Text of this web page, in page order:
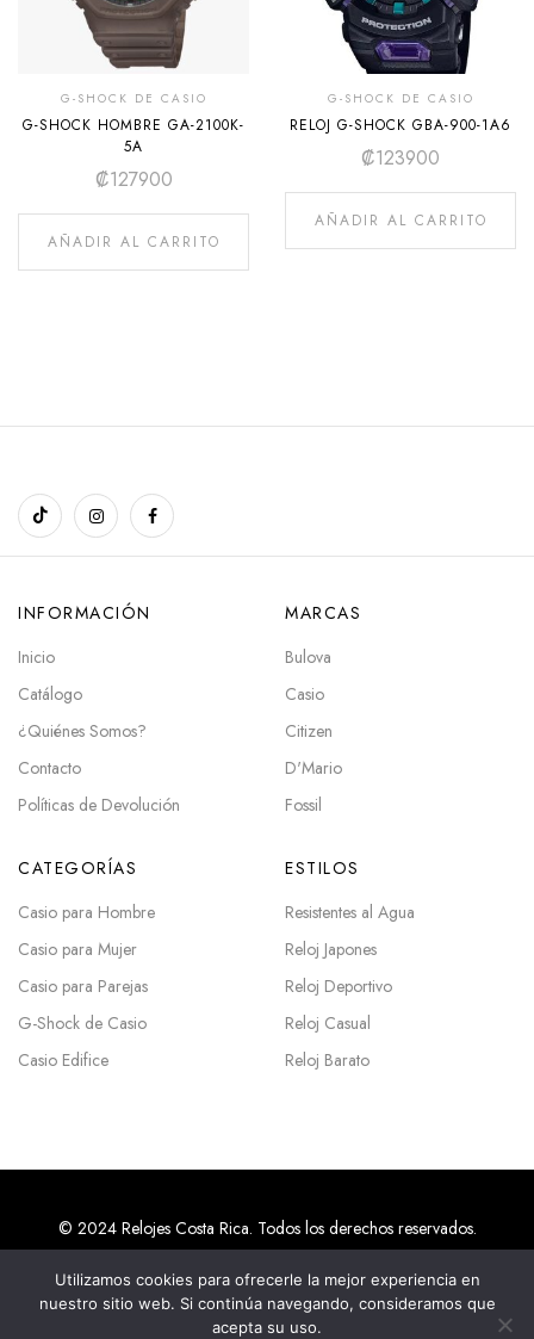
G-SHOCK DE CASIO
G-SHOCK HOMBRE GA-2100K-
5A
₡127900
AÑADIR AL CARRITO
G-SHOCK DE CASIO
RELOJ G-SHOCK GBA-900-1A6
₡123900
AÑADIR AL CARRITO
INFORMACIÓN
Inicio
Catálogo
¿Quiénes Somos?
Contacto
Políticas de Devolución
MARCAS
Bulova
Casio
Citizen
D'Mario
Fossil
CATEGORÍAS
Casio para Hombre
Casio para Mujer
Casio para Parejas
G-Shock de Casio
Casio Edifice
ESTILOS
Resistentes al Agua
Reloj Japones
Reloj Deportivo
Reloj Casual
Reloj Barato
© 2024 Relojes Costa Rica. Todos los derechos reservados.
Agencias SEO en Costa Rica
Utilizamos cookies para ofrecerle la mejor experiencia en
nuestro sitio web. Si continúa navegando, consideramos que
acepta su uso.